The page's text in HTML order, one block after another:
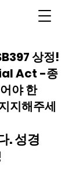
상정!
Act -종
야 한
지해주세
. 성경